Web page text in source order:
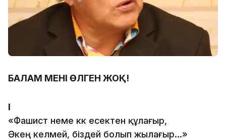
БАЛАМ МЕНІҢ ӨЛГЕН ЖОҚ!
І
«Фашист неме көк есектен құлағыр,
Әкең келмей, біздей болып жылағыр…»